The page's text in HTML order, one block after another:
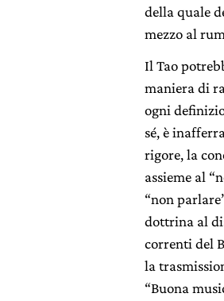
della quale
mezzo al
Il Tao
maniera di
ogni
sé, è
rigore, la
assieme al
“non
dottrina al
correnti del
la
“Buona